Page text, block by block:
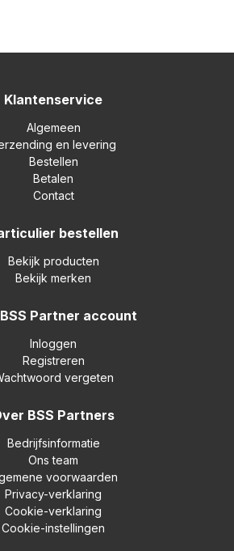
Klantenservice
Algemeen
en levering
Bestellen
Betalen
Contact
bestellen
Bekijk producten
Bekijk merken
Partner account
Inloggen
Registreren
vergeten
BSS Partners
Bedrijfsinformatie
Ons team
voorwaarden
Privacy-verklaring
Cookie-verklaring
Cookie-instellingen